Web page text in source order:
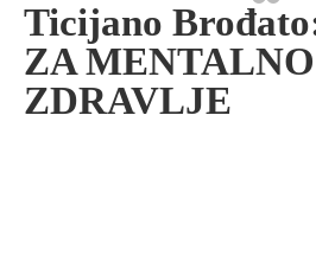
Ticijano
ZA MENTALNO
ZDRAVLJE